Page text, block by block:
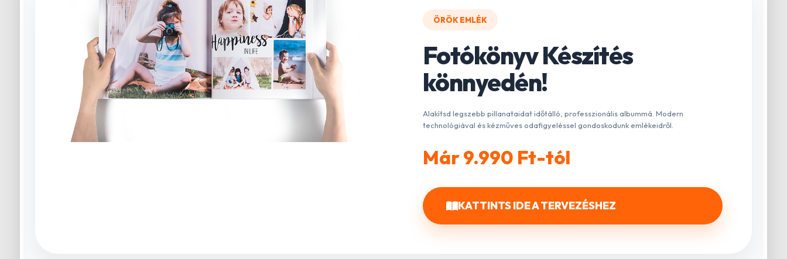
ÖRÖK EMLÉK
Fotókönyv Készítés
könnyedén!
Alakítsd legszebb pillanataidat időtálló, professzionális albummá. Modern
technológiával és kézműves odafigyeléssel gondoskodunk emlékeidről.
Már 9.990 Ft-tól
KATTINTS IDE A TERVEZÉSHEZ